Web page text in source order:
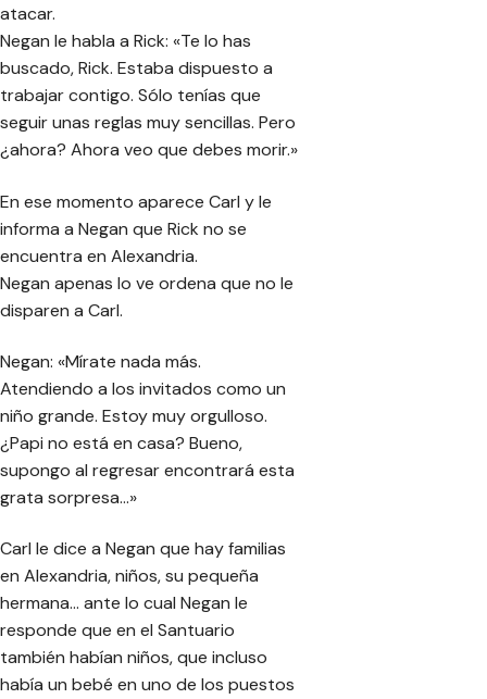
atacar.
Negan le habla a Rick: «Te lo has
buscado, Rick. Estaba dispuesto a
trabajar contigo. Sólo tenías que
seguir unas reglas muy sencillas. Pero
¿ahora? Ahora veo que debes morir.»
En ese momento aparece Carl y le
informa a Negan que Rick no se
encuentra en Alexandria.
Negan apenas lo ve ordena que no le
disparen a Carl.
Negan: «Mírate nada más.
Atendiendo a los invitados como un
niño grande. Estoy muy orgulloso.
¿Papi no está en casa? Bueno,
supongo al regresar encontrará esta
grata sorpresa…»
Carl le dice a Negan que hay familias
en Alexandria, niños, su pequeña
hermana… ante lo cual Negan le
responde que en el Santuario
también habían niños, que incluso
había un bebé en uno de los puestos